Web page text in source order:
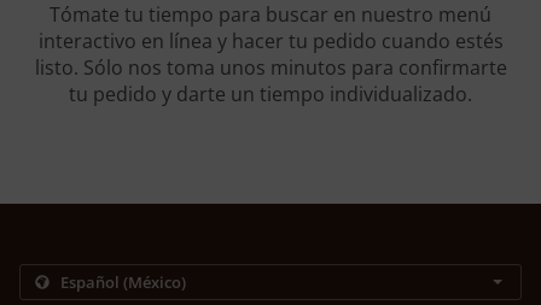
Tómate tu tiempo para buscar en nuestro menú
interactivo en línea y hacer tu pedido cuando estés
listo. Sólo nos toma unos minutos para confirmarte
tu pedido y darte un tiempo individualizado.